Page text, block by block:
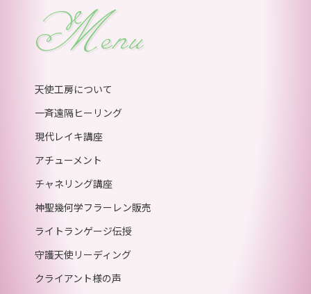
Menu
天使工房について
一斉遠隔ヒーリング
現代レイキ講座
アチューメント
チャネリング講座
神聖幾何学フラーレン販売
ライトランゲージ伝授
守護天使リーディング
クライアント様の声